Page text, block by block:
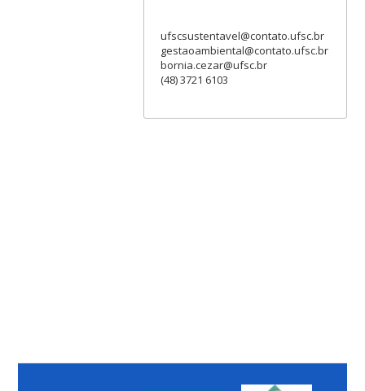
ufscsustentavel@contato.ufsc.br
gestaoambiental@contato.ufsc.br
bornia.cezar@ufsc.br
(48) 3721 6103